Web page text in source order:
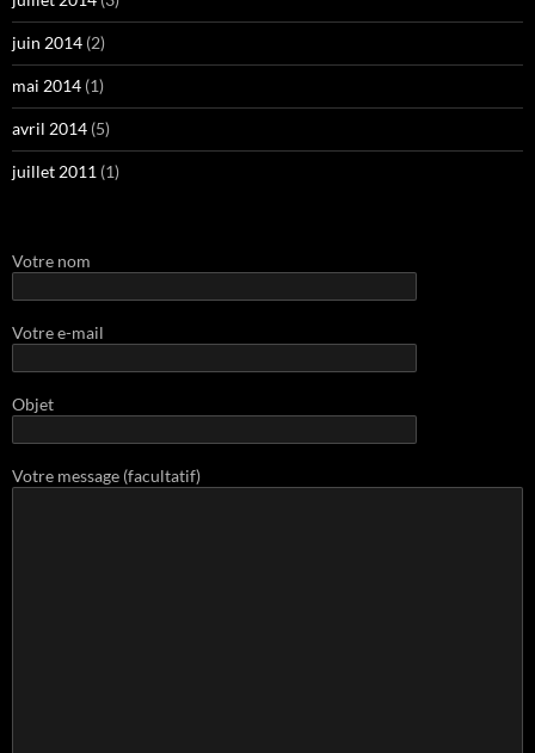
juin 2014 (2)
mai 2014 (1)
avril 2014 (5)
juillet 2011 (1)
Votre nom
Votre e-mail
Objet
Votre message (facultatif)